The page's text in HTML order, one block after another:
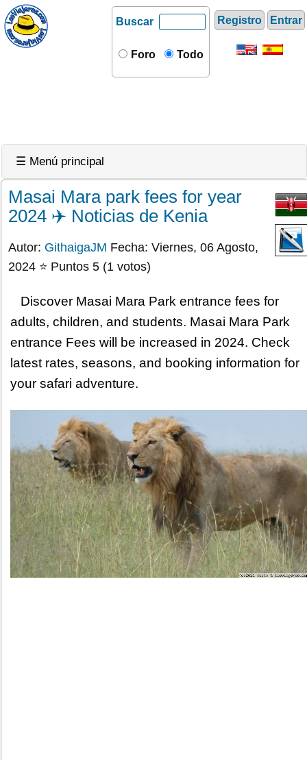
Registro Entrar
Buscar
Foro Todo
☰ Menú principal
Masai Mara park fees for year
2024 ✈️ Noticias de Kenia
Autor: GithaigaJM Fecha: Viernes, 06 Agosto,
2024 ⭐ Puntos 5 (1 votos)
Discover Masai Mara Park entrance fees for
adults, children, and students. Masai Mara Park
entrance Fees will be increased in 2024. Check
latest rates, seasons, and booking information for
your safari adventure.